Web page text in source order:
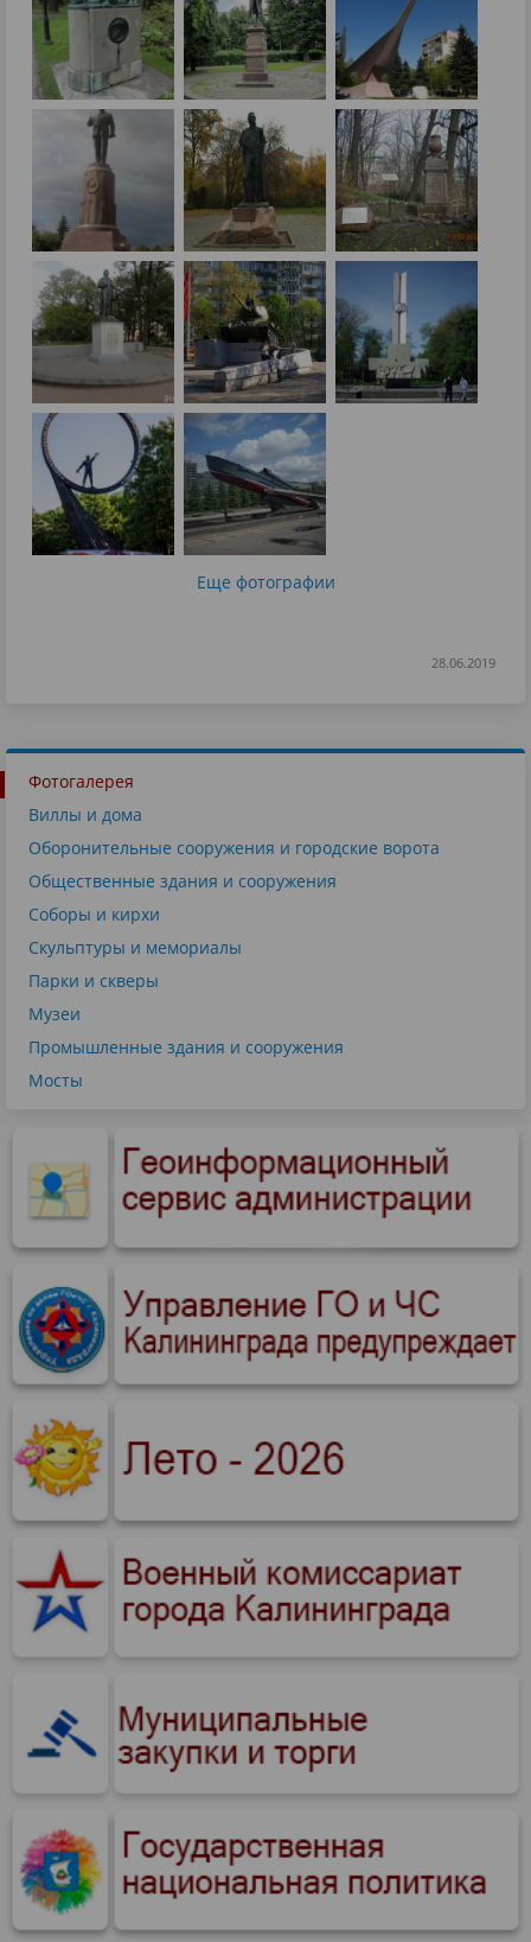
Еще фотографии
28.06.2019
Фотогалерея
Виллы и дома
Оборонительные сооружения и городские ворота
Общественные здания и сооружения
Соборы и кирхи
Скульптуры и мемориалы
Парки и скверы
Музеи
Промышленные здания и сооружения
Мосты